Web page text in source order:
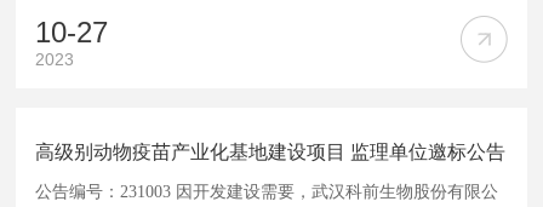
动物疫苗产业化基地建设项目(动物生物安全实验室)分别拟对建
设项目安全设施、职业病防护设施“三同时”编制单位进行公开
时”+受委托人手机号。 (1)营业执照、资质证书(加盖公章); (2)
法人委托书原件、受委托人身份证复印件(加盖公章); (3)受委托
10-27
2023
高级别动物疫苗产业化基地建设项目 监理单位邀标公告
公告编号：231003 因开发建设需要，武汉科前生物股份有限公